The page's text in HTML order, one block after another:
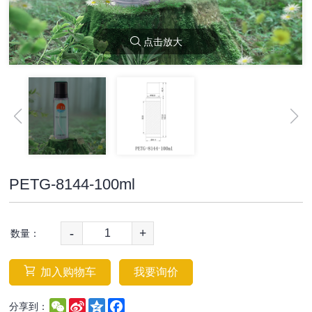
点击放大
PETG-8144-100ml
数量： - +
加入购物车 我要询价
分享到： WeChat
Sina Qzone